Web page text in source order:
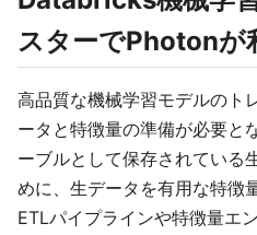
スターでPhotonが
高品質な機械学習モデルのト
ータと特徴量の準備が必要
ーブルとして保存されている
めに、生データを有用な特徴
ETLパイプラインや特徴量エ